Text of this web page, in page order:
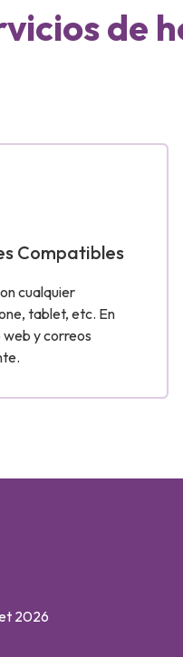
de
Compatibles
cualquier
tablet, etc. En
web y correos
2026